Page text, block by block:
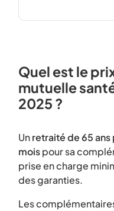
Quel est le
mutuelle
2025 ?
Unretraité de 65 ans
moispour sa
prise en charge
des garanties.
Les